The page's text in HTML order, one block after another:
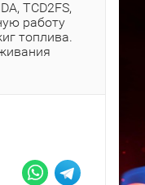
TCD2FS,
работу
топлива.